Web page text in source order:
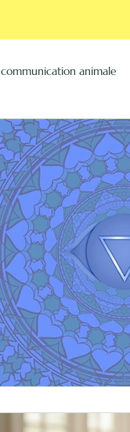
communication animale